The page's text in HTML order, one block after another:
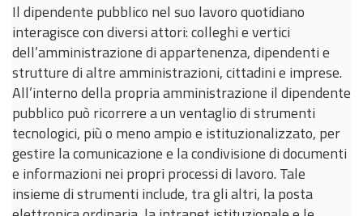
Il dipendente pubblico nel suo lavoro quotidiano
interagisce con diversi attori: colleghi e vertici
dell’amministrazione di appartenenza, dipendenti e
strutture di altre amministrazioni, cittadini e imprese.
All’interno della propria amministrazione il dipendente
pubblico può ricorrere a un ventaglio di strumenti
tecnologici, più o meno ampio e istituzionalizzato, per
gestire la comunicazione e la condivisione di documenti
e informazioni nei propri processi di lavoro. Tale
insieme di strumenti include, tra gli altri, la posta